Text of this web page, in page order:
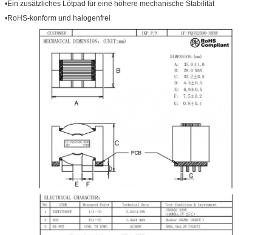
•Ein zusätzliches Lötpad für eine höhere mechanische Stabilität
•RoHS-konform und halogenfrei